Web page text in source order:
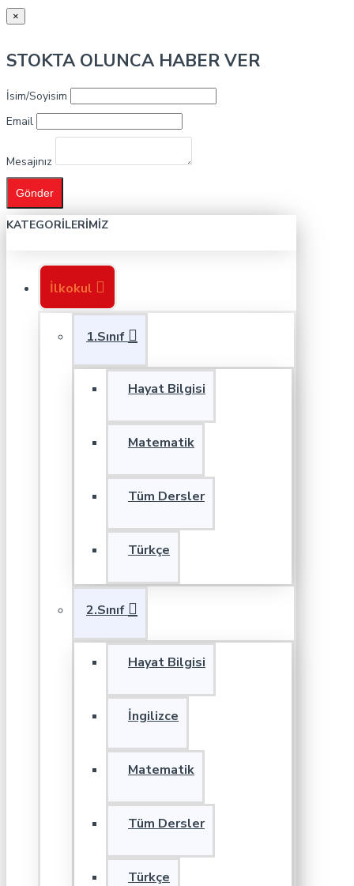
×
STOKTA OLUNCA HABER VER
İsim/Soyisim
Email
Mesajınız
Gönder
KATEGORILERIMIZ
İlkokul
1.Sınıf
Hayat Bilgisi
Matematik
Tüm Dersler
Türkçe
2.Sınıf
Hayat Bilgisi
İngilizce
Matematik
Tüm Dersler
Türkçe